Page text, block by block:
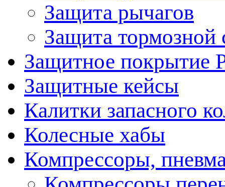
Защита рычагов
Защита тормозной
Защитное покрытие
Защитные кейсы
Калитки запасного
Колесные хабы
Компрессоры,